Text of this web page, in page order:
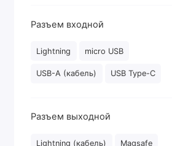
Разъем входной
Lightning micro USB
USB-A (кабель) USB Type-C
Разъем выходной
Lightning (кабель) Magsafe